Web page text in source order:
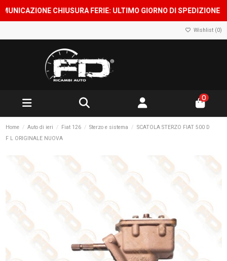
CHIUSURA FERIE: ULTIMO GIORNO DI SPEDIZIONE 7
Wishlist (0)
0
Home Auto di ieri Fiat 126 Sterzo e sistema
SCATOLA STERZO FIAT 500 D
F L ORIGINALE NUOVA